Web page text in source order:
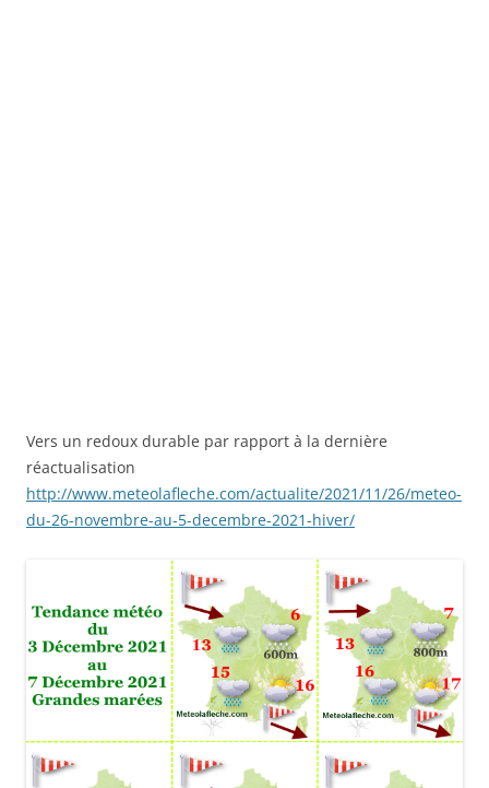
Vers un redoux durable par rapport à la dernière
réactualisation
http://www.meteolafleche.com/actualite/2021/11/26/meteo-
du-26-novembre-au-5-decembre-2021-hiver/